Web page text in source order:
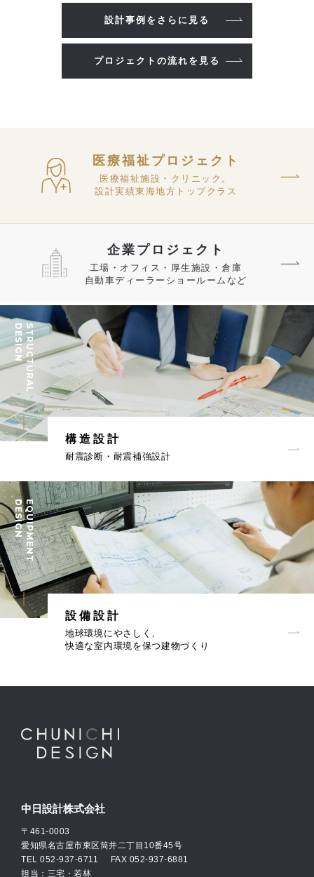
設計事例をさらに見る
プロジェクトの流れを見る
医療福祉プロジェクト
医療福祉施設・クリニック。
設計実績東海地方トップクラス
企業プロジェクト
工場・オフィス・厚生施設・倉庫
自動車ディーラーショールームなど
STRUCTURAL
DESIGN
構造設計
耐震診断・耐震補強設計
EQUIPMENT
DESIGN
設備設計
地球環境にやさしく、
快適な室内環境を保つ建物づくり
中日設計株式会社
〒461-0003
愛知県名古屋市東区筒井二丁目10番45号
TEL 052-937-6711 FAX 052-937-6881
担当：三宅・若林